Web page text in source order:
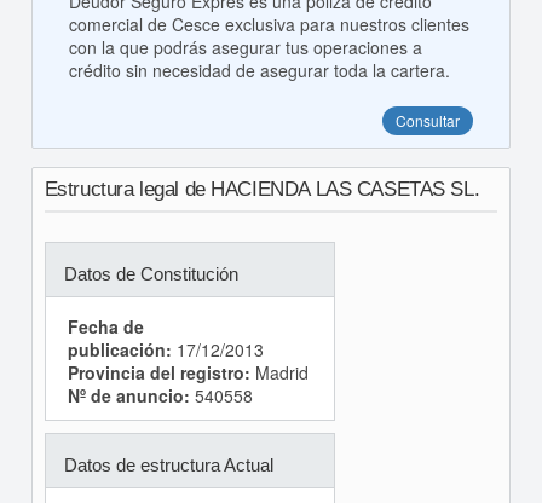
comercial de Cesce exclusiva para nuestros clientes
con la que podrás asegurar tus operaciones a
crédito sin necesidad de asegurar toda la cartera.
Consultar
Estructura legal de HACIENDA LAS CASETAS SL.
Datos de Constitución
Fecha de
publicación: 17/12/2013
Provincia del registro: Madrid
Nº de anuncio: 540558
Datos de estructura Actual